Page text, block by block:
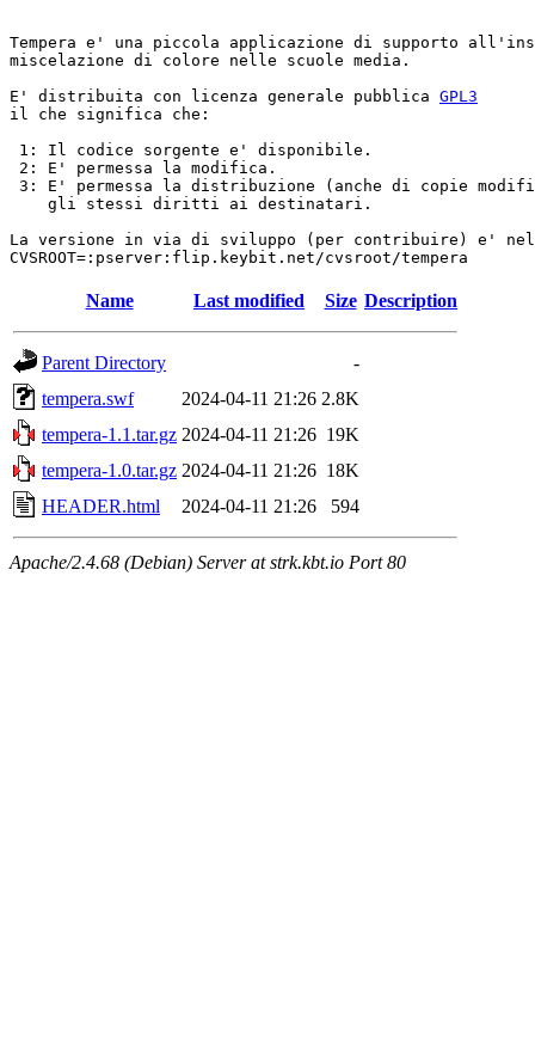
Tempera e' una piccola applicazione di supporto
miscelazione di colore nelle scuole media.
E' distribuita con licenza generale pubblica GPL3
il che significa che:
1: Il codice sorgente e' disponibile.
2: E' permessa la modifica.
3: E' permessa la distribuzione (anche di copie
    gli stessi diritti ai destinatari.
La versione in via di sviluppo (per contribuire) e' nel
Name Last modified Size Description
Parent Directory
-
tempera.swf
2024-04-11 21:26 2.8K
tempera-1.1.tar.gz 2024-04-11 21:26 19K
tempera-1.0.tar.gz 2024-04-11 21:26 18K
HEADER.html
2024-04-11 21:26 594
Apache/2.4.68 (Debian) Server at strk.kbt.io Port 80